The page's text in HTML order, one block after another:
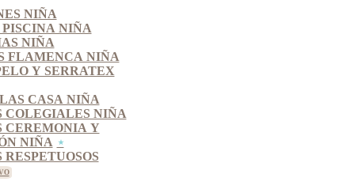
NIÑA
NIÑA
NIÑA
FLAMENCA NIÑA
Y SERRATEX
CASA NIÑA
COLEGIALES NIÑA
CEREMONIA Y
NIÑA
RESPETUOSOS